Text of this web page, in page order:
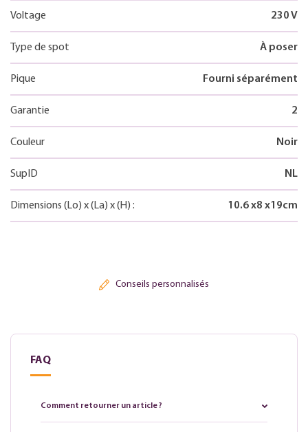
Voltage 230 V
Type de spot À poser
Pique Fourni séparément
Garantie 2
Couleur Noir
SupID NL
Dimensions (Lo) x(La) x(H) : 10.6x8 x19cm
Conseils personnalisés
FAQ
Comment retourner un article ?